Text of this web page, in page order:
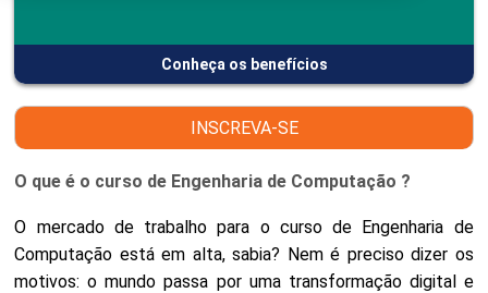
Conheça os benefícios
INSCREVA-SE
O que é o curso de Engenharia de Computação ?
O mercado de trabalho para o curso de Engenharia de
Computação está em alta, sabia? Nem é preciso dizer os
motivos: o mundo passa por uma transformação digital e